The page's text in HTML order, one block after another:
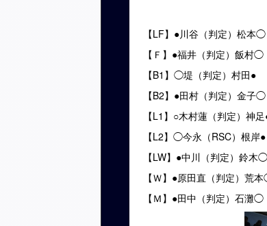
【LF】●川谷（判定）松本◯
【Ｆ】●福井（判定）飯村◯
【B1】◯堤（判定）村田●
【B2】●田村（判定）金子◯
【L1】○木村蓮（判定）神
【L2】◯今永（RSC）根岸●
【LW】●中川（判定）鈴木◯
【Ｗ】●原田直（判定）荒
【Ｍ】●田中（判定）石灘◯